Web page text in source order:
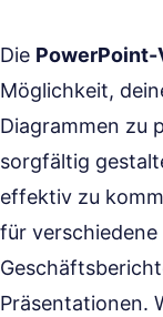
Die PowerPoint-
Möglichkeit,
Diagrammen zu
sorgfältig
effektiv zu
für
Präsentationen.